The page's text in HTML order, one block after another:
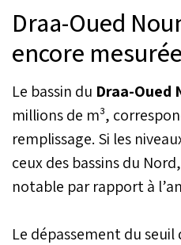
Draa-Oued
encore mesurée
Le bassin du Draa-Oued
millions de m³,
remplissage. Si les
ceux des bassins du
notable par rapport à
Le dépassement du seuil